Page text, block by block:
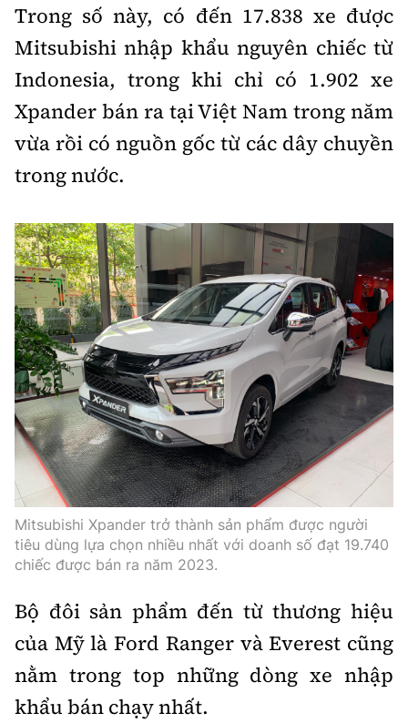
Trong số này, có đến 17.838 xe được
Mitsubishi nhập khẩu nguyên chiếc từ
Indonesia, trong khi chỉ có 1.902 xe
Xpander bán ra tại Việt Nam trong năm
vừa rồi có nguồn gốc từ các dây chuyền
trong nước.
Mitsubishi Xpander trở thành sản phẩm được người
tiêu dùng lựa chọn nhiều nhất với doanh số đạt 19.740
chiếc được bán ra năm 2023.
Bộ đôi sản phẩm đến từ thương hiệu
của Mỹ là Ford Ranger và Everest cũng
nằm trong top những dòng xe nhập
khẩu bán chạy nhất.